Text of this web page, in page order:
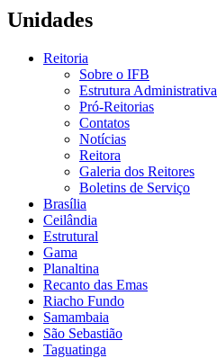
Unidades
Reitoria
Sobre o IFB
Estrutura Administrativa
Pró-Reitorias
Contatos
Notícias
Reitora
Galeria dos Reitores
Boletins de Serviço
Brasília
Ceilândia
Estrutural
Gama
Planaltina
Recanto das Emas
Riacho Fundo
Samambaia
São Sebastião
Taguatinga